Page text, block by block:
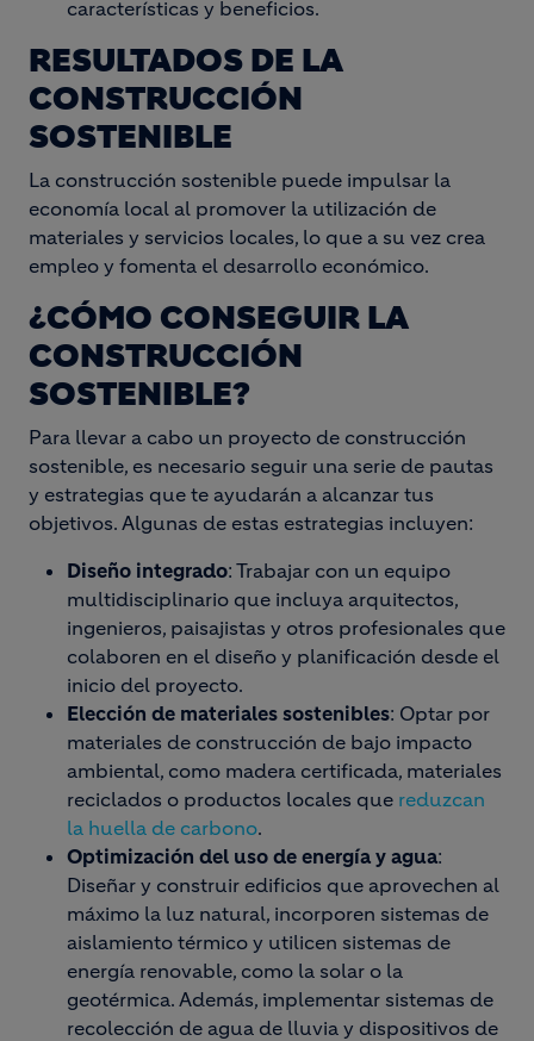
características y beneficios.
RESULTADOS DE LA
CONSTRUCCIÓN
SOSTENIBLE
La construcción sostenible puede impulsar la
economía local al promover la utilización de
materiales y servicios locales, lo que a su vez crea
empleo y fomenta el desarrollo económico.
¿CÓMO CONSEGUIR LA
CONSTRUCCIÓN
SOSTENIBLE?
Para llevar a cabo un proyecto de construcción
sostenible, es necesario seguir una serie de pautas
y estrategias que te ayudarán a alcanzar tus
objetivos. Algunas de estas estrategias incluyen:
Diseño integrado: Trabajar con un equipo
multidisciplinario que incluya arquitectos,
ingenieros, paisajistas y otros profesionales que
colaboren en el diseño y planificación desde el
inicio del proyecto.
Elección de materiales sostenibles: Optar por
materiales de construcción de bajo impacto
ambiental, como madera certificada, materiales
reciclados o productos locales que reduzcan
la huella de carbono.
Optimización del uso de energía y agua:
Diseñar y construir edificios que aprovechen al
máximo la luz natural, incorporen sistemas de
aislamiento térmico y utilicen sistemas de
energía renovable, como la solar o la
geotérmica. Además, implementar sistemas de
recolección de agua de lluvia y dispositivos de